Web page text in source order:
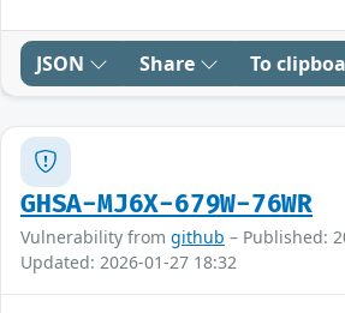
JSON Share To
GHSA-MJ6X-679W-76WR
Vulnerability from github – Published:
Updated: 2026-01-27 18:32